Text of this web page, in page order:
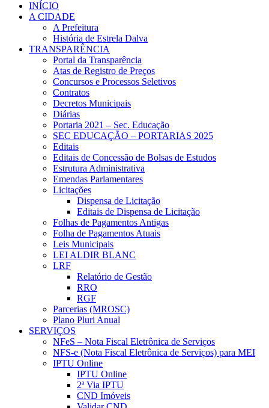
INÍCIO
A CIDADE
A Prefeitura
História de Estrela Dalva
TRANSPARÊNCIA
Portal da Transparência
Atas de Registro de Preços
Concursos e Processos Seletivos
Contratos
Decretos Municipais
Diárias
Portaria 2021 – Sec. Educação
SEC EDUCAÇÃO – PORTARIAS 2025
Editais
Editais de Concessão de Bolsas de Estudos
Estrutura Administrativa
Emendas Parlamentares
Licitações
Dispensa de Licitação
Editais de Dispensa de Licitação
Folhas de Pagamentos Antigas
Folha de Pagamentos Atuais
Leis Municipais
LEI ALDIR BLANC
LRF
Relatório de Gestão
RRO
RGF
Parcerias (MROSC)
Plano Pluri Anual
SERVIÇOS
NFeS – Nota Fiscal Eletrônica de Serviços
NFS-e (Nota Fiscal Eletrônica de Serviços) para MEI
IPTU Online
IPTU Online
2ª Via IPTU
CND Imóveis